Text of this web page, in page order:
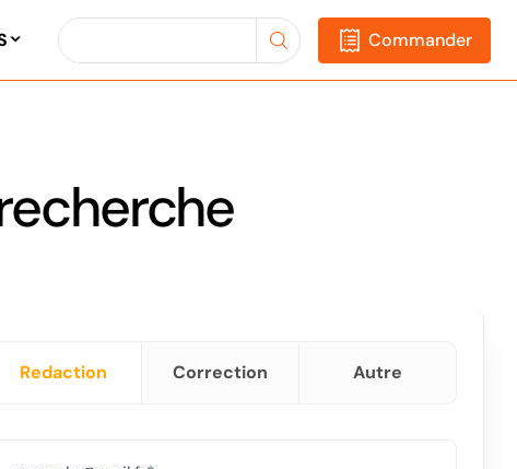
Commander
Redaction Correction Autre